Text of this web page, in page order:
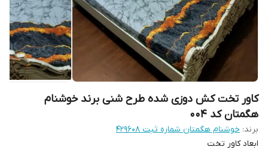
کاور تخت کش دوزی شده طرح شنی برند خوشنام
هگمتان کد 004
برند: خوشنام هگمتان شماره ثبت ۴۲۹۶۰۸
ابعاد کاور تخت